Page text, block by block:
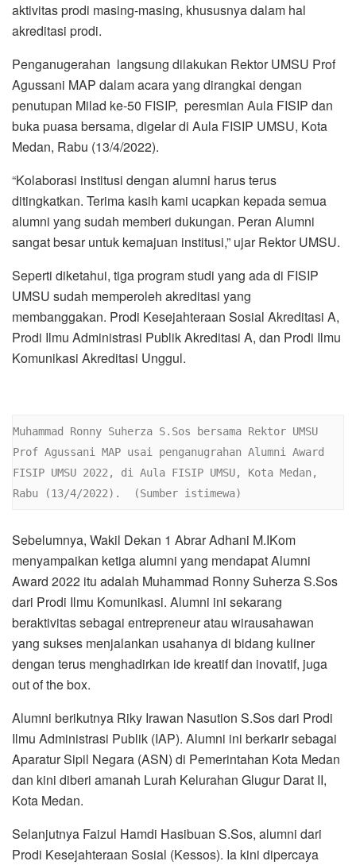
aktivitas prodi masing-masing, khususnya dalam hal
akreditasi prodi.
Penganugerahan langsung dilakukan Rektor UMSU Prof
Agussani MAP dalam acara yang dirangkai dengan
penutupan Milad ke-50 FISIP, peresmian Aula FISIP dan
buka puasa bersama, digelar di Aula FISIP UMSU, Kota
Medan, Rabu (13/4/2022).
“Kolaborasi institusi dengan alumni harus terus
ditingkatkan. Terima kasih kami ucapkan kepada semua
alumni yang sudah memberi dukungan. Peran Alumni
sangat besar untuk kemajuan institusi,” ujar Rektor UMSU.
Seperti diketahui, tiga program studi yang ada di FISIP
UMSU sudah memperoleh akreditasi yang
membanggakan. Prodi Kesejahteraan Sosial Akreditasi A,
Prodi Ilmu Administrasi Publik Akreditasi A, dan Prodi Ilmu
Komunikasi Akreditasi Unggul.
Muhammad Ronny Suherza S.Sos bersama Rektor UMSU
Prof Agussani MAP usai penganugrahan Alumni Award
FISIP UMSU 2022, di Aula FISIP UMSU, Kota Medan,
Rabu (13/4/2022).  (Sumber istimewa)
Sebelumnya, Wakil Dekan 1 Abrar Adhani M.IKom
menyampaikan ketiga alumni yang mendapat Alumni
Award 2022 itu adalah Muhammad Ronny Suherza S.Sos
dari Prodi Ilmu Komunikasi. Alumni ini sekarang
beraktivitas sebagai entrepreneur atau wirausahawan
yang sukses menjalankan usahanya di bidang kuliner
dengan terus menghadirkan ide kreatif dan inovatif, juga
out of the box.
Alumni berikutnya Riky Irawan Nasution S.Sos dari Prodi
Ilmu Administrasi Publik (IAP). Alumni ini berkarir sebagai
Aparatur Sipil Negara (ASN) di Pemerintahan Kota Medan
dan kini diberi amanah Lurah Kelurahan Glugur Darat II,
Kota Medan.
Selanjutnya Faizul Hamdi Hasibuan S.Sos, alumni dari
Prodi Kesejahteraan Sosial (Kessos). Ia kini dipercaya